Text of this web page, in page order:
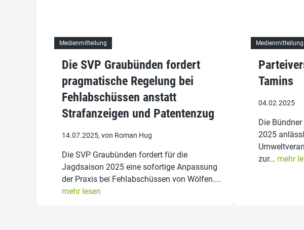
Medienmitteilung
Die SVP Graubünden fordert
pragmatische Regelung bei
Fehlabschüssen anstatt
Strafanzeigen und Patentenzug
14.07.2025, von Roman Hug
Die SVP Graubünden fordert für die
Jagdsaison 2025 eine sofortige Anpassung
der Praxis bei Fehlabschüssen von Wölfen....
mehr lesen
Medienmitteilung
Tamins
04.02.2025
Die
2025
zur... mehr